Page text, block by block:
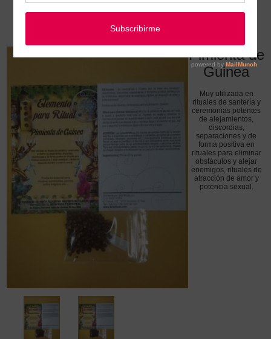
Inicio / Polvos, precipitados, pimientas y sales / Pimientas /
Pimienta de Guinea
Pimienta de
Guinea
Muy utilizada en
rituales de santería y
ceremonias potentes
de alejamientos,
discordias,
separaciones y de
forma positiva en
rituales para eliminar
obstáculos y alejar
enemigos, rituales de
atracción de amor y
potencia sexual.